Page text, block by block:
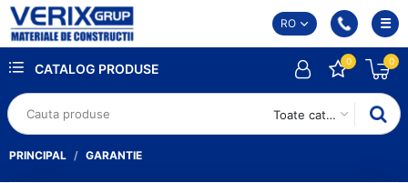
RO
CATALOG PRODUSE
Toate categoriile
0 0
PRINCIPAL GARANTIE